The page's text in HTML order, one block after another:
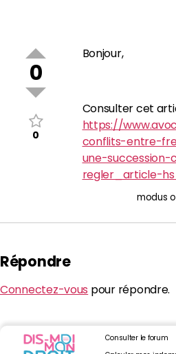
0
0
Bonjour,
Consulter cet
https://
conflits-entre-
une-
regler_article-
modus
Répondre
Connectez-vous pour répondre.
Consulter le forum